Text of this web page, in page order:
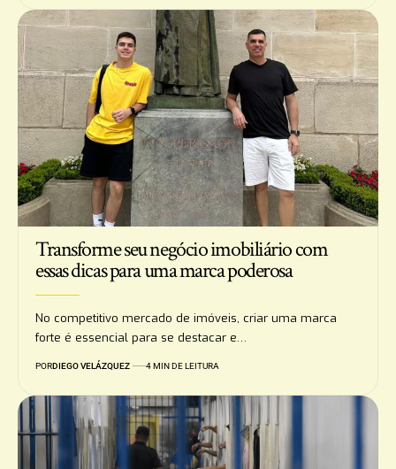
Transforme seu negócio imobiliário com
essas dicas para uma marca poderosa
No competitivo mercado de imóveis, criar uma marca
forte é essencial para se destacar e…
PORDIEGO VELÁZQUEZ 4 MIN DE LEITURA